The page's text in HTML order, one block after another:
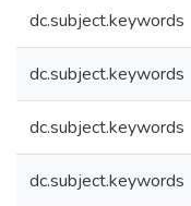
dc.subject.keywords
dc.subject.keywords
dc.subject.keywords
dc.subject.keywords